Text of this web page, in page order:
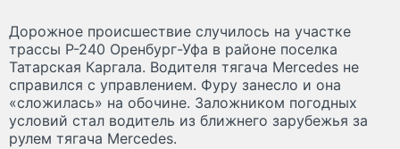
Дорожное происшествие случилось на участке
трассы Р-240 Оренбург-Уфа в районе поселка
Татарская Каргала. Водителя тягача Mercedes не
справился с управлением. Фуру занесло и она
«сложилась» на обочине. Заложником погодных
условий стал водитель из ближнего зарубежья за
рулем тягача Mercedes.